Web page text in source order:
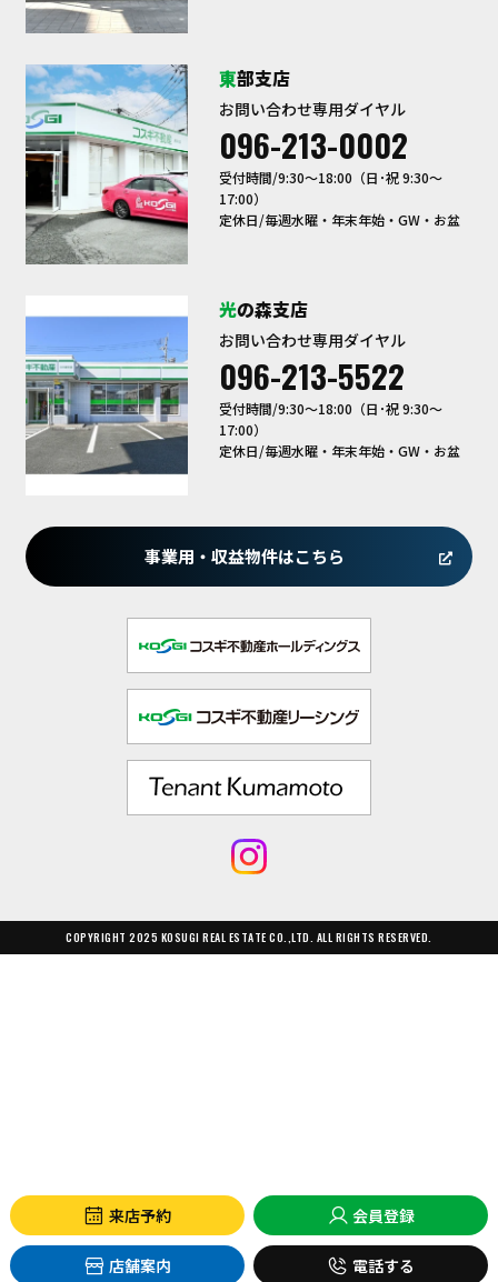
東部支店
お問い合わせ専用ダイヤル
096-213-0002
受付時間/9:30〜18:00（日･祝 9:30～
17:00）
定休日/毎週水曜・年末年始・GW・お盆
光の森支店
お問い合わせ専用ダイヤル
096-213-5522
受付時間/9:30〜18:00（日･祝 9:30～
17:00）
定休日/毎週水曜・年末年始・GW・お盆
事業用・収益物件はこちら
来店予約 会員登録
店舗案内 電話する
COPYRIGHT 2025 KOSUGI REAL ESTATE CO.,LTD. ALL RIGHTS RESERVED.